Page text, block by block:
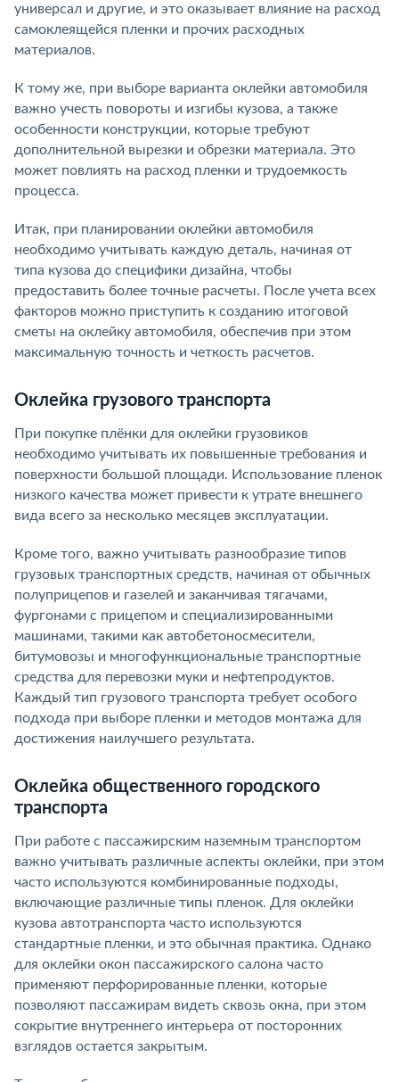
универсал и другие, и это оказывает влияние на расход
самоклеящейся пленки и прочих расходных
материалов.
К тому же, при выборе варианта оклейки автомобиля
важно учесть повороты и изгибы кузова, а также
особенности конструкции, которые требуют
дополнительной вырезки и обрезки материала. Это
может повлиять на расход пленки и трудоемкость
процесса.
Итак, при планировании оклейки автомобиля
необходимо учитывать каждую деталь, начиная от
типа кузова до специфики дизайна, чтобы
предоставить более точные расчеты. После учета всех
факторов можно приступить к созданию итоговой
сметы на оклейку автомобиля, обеспечив при этом
максимальную точность и четкость расчетов.
Оклейка грузового транспорта
При покупке плёнки для оклейки грузовиков
необходимо учитывать их повышенные требования и
поверхности большой площади. Использование пленок
низкого качества может привести к утрате внешнего
вида всего за несколько месяцев эксплуатации.
Кроме того, важно учитывать разнообразие типов
грузовых транспортных средств, начиная от обычных
полуприцепов и газелей и заканчивая тягачами,
фургонами с прицепом и специализированными
машинами, такими как автобетоносмесители,
битумовозы и многофункциональные транспортные
средства для перевозки муки и нефтепродуктов.
Каждый тип грузового транспорта требует особого
подхода при выборе пленки и методов монтажа для
достижения наилучшего результата.
Оклейка общественного городского
транспорта
При работе с пассажирским наземным транспортом
важно учитывать различные аспекты оклейки, при этом
часто используются комбинированные подходы,
включающие различные типы пленок. Для оклейки
кузова автотранспорта часто используются
стандартные пленки, и это обычная практика. Однако
для оклейки окон пассажирского салона часто
применяют перфорированные пленки, которые
позволяют пассажирам видеть сквозь окна, при этом
сокрытие внутреннего интерьера от посторонних
взглядов остается закрытым.